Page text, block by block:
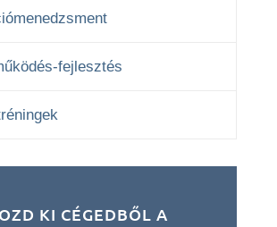
fejlesztés
KI CÉGEDBŐL A